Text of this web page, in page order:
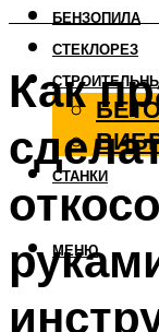
БЕНЗОПИЛА
СТЕКЛОРЕЗ
СТАНКИ
МЕНЮ
Как